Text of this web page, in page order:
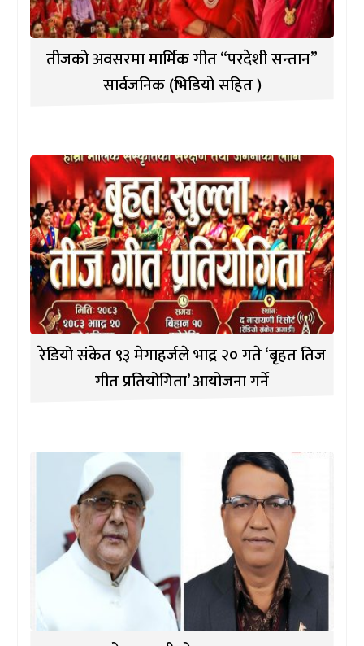
तीजको अवसरमा मार्मिक गीत “परदेशी सन्तान”
सार्वजनिक (भिडियो सहित )
रेडियो संकेत ९३ मेगाहर्जले भाद्र २० गते ‘बृहत तिज
गीत प्रतियोगिता’ आयोजना गर्ने